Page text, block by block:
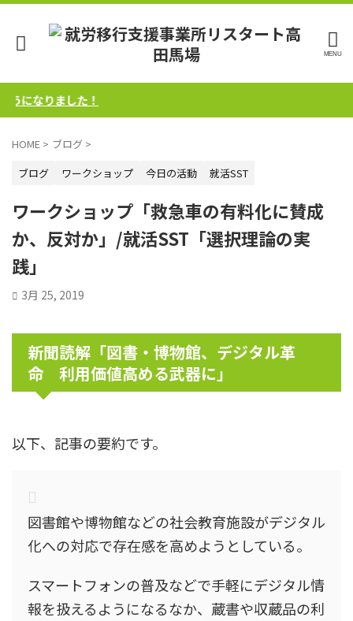
ました！
HOME > ブログ >
ブログ
ワークショップ 今日の活動 就活SST
ワークショップ「救急車の有料化に賛成
か、反対か」/就活SST「選択理論の実
践」
3月 25, 2019
新聞読解「図書・博物館、デジタル革
命 利用価値高める武器に」
以下、記事の要約です。
図書館や博物館などの社会教育施設がデジタル
化への対応で存在感を高めようとしている。
スマートフォンの普及などで手軽にデジタル情
報を扱えるようになるなか、蔵書や収蔵品の利